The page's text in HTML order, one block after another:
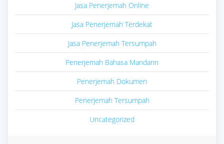
Jasa Penerjemah Online
Jasa Penerjemah Terdekat
Jasa Penerjemah Tersumpah
Penerjemah Bahasa Mandarin
Penerjemah Dokumen
Penerjemah Tersumpah
Uncategorized